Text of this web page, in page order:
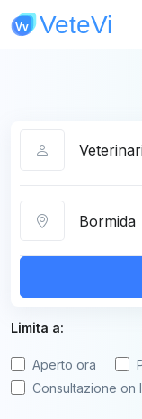
Limita a:
Aperto ora
Consultazione on